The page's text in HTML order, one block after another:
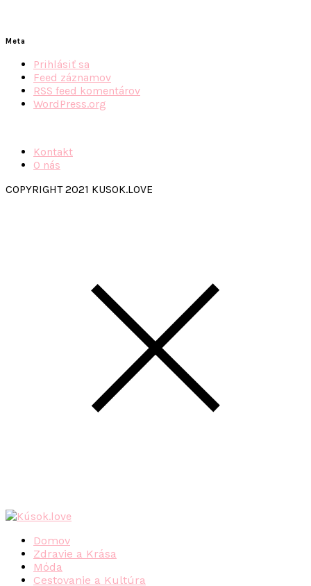
Meta
Prihlásiť sa
Feed záznamov
RSS feed komentárov
WordPress.org
Kontakt
O nás
COPYRIGHT 2021 KUSOK.LOVE
Domov
Zdravie a Krása
Móda
Cestovanie a Kultúra